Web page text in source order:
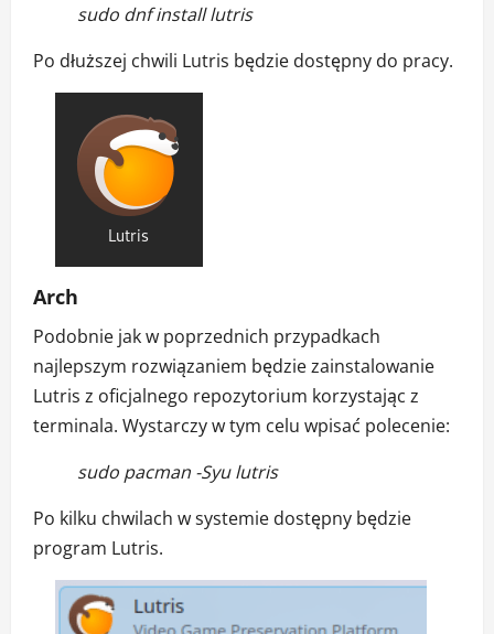
sudo dnf install lutris
Po dłuższej chwili Lutris będzie dostępny do pracy.
Arch
Podobnie jak w poprzednich przypadkach
najlepszym rozwiązaniem będzie zainstalowanie
Lutris z oficjalnego repozytorium korzystając z
terminala. Wystarczy w tym celu wpisać polecenie:
sudo pacman -Syu lutris
Po kilku chwilach w systemie dostępny będzie
program Lutris.